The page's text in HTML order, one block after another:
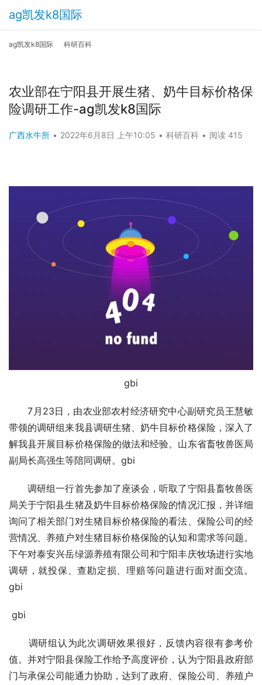
ag凯发k8国际
ag凯发k8国际 科研百科
农业部在宁阳县开展生猪、奶牛目标价格保
险调研工作-ag凯发k8国际
广西水牛所 • 2022年6月8日 上午10:05 • 科研百科 • 阅读 415
gbi
7月23日，由农业部农村经济研究中心副研究员王慧敏
带领的调研组来我县调研生猪、奶牛目标价格保险，深入了
解我县开展目标价格保险的做法和经验。山东省畜牧兽医局
副局长高强生等陪同调研。gbi
调研组一行首先参加了座谈会，听取了宁阳县畜牧兽医
局关于宁阳县生猪及奶牛目标价格保险的情况汇报，并详细
询问了相关部门对生猪目标价格保险的看法、保险公司的经
营情况、养殖户对生猪目标价格保险的认知和需求等问题。
下午对泰安兴岳绿源养殖有限公司和宁阳丰庆牧场进行实地
调研，就投保、查勘定损、理赔等问题进行面对面交流。
gbi
gbi
调研组认为此次调研效果很好，反馈内容很有参考价
值。并对宁阳县保险工作给予高度评价，认为宁阳县政府部
门与承保公司能通力协助，达到了政府、保险公司、养殖户